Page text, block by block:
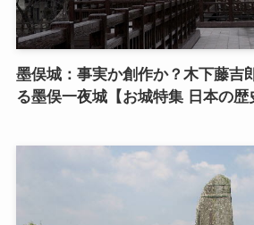
墨俣城：事実か創作か？木下藤吉
る墨俣一夜城【お城特集 日本の歴